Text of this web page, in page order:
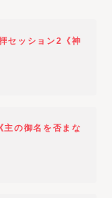
セッション2《神
の御名を否まな